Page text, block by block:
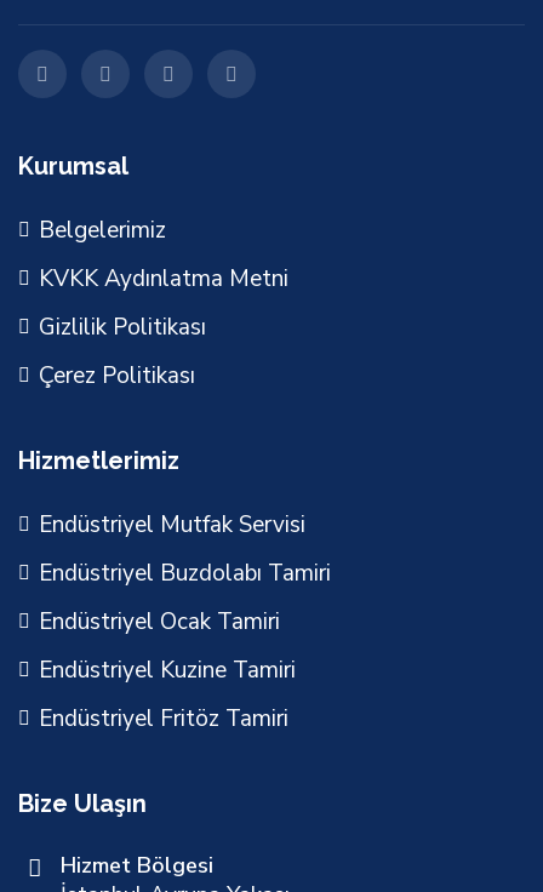
Kurumsal
Belgelerimiz
KVKK Aydınlatma Metni
Gizlilik Politikası
Çerez Politikası
Hizmetlerimiz
Endüstriyel Mutfak Servisi
Endüstriyel Buzdolabı Tamiri
Endüstriyel Ocak Tamiri
Endüstriyel Kuzine Tamiri
Endüstriyel Fritöz Tamiri
Bize Ulaşın
Hizmet Bölgesi